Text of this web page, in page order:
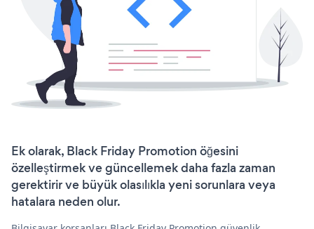
Ek olarak, Black Friday Promotion öğesini
özelleştirmek ve güncellemek daha fazla zaman
gerektirir ve büyük olasılıkla yeni sorunlara veya
hatalara neden olur.